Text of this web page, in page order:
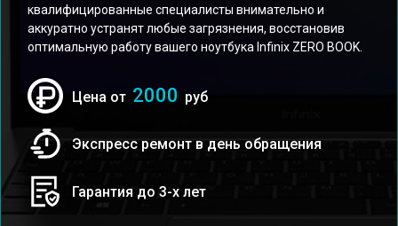
квалифицированные специалисты внимательно и
аккуратно устранят любые загрязнения, восстановив
оптимальную работу вашего ноутбука Infinix ZERO BOOK.
Цена от 2000 руб
Экспресс ремонт в день обращения
Гарантия до 3-х лет